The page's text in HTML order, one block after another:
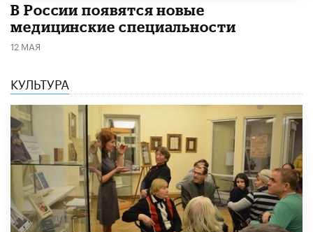
В России появятся новые
медицинские специальности
12 МАЯ
КУЛЬТУРА